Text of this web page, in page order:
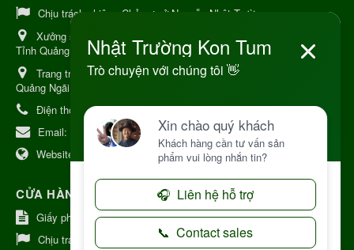
Chịu trách nhiệm: Chủ cơ sở Nguyễn Nhật Trường
Xưởng sản xuất:
Tỉnh Quảng Ngải
Trang trại Dược Liệu Hữu Cơ:Khu 37 Hộ Xã Măng Đen Tỉnh
Quảng Ngãi
Điện thoại:+84 906968923
Email:
kinhdoanh@nhattruongkontum.com
Website:
https://www.nhattruongkontum.com
CỬA HÀNG GIỚI THIỆU TẠI NHẬT BẢN
Giấy phép số: 080-9475-1379
Chịu trách nhiệm:
MR THƯƠNG